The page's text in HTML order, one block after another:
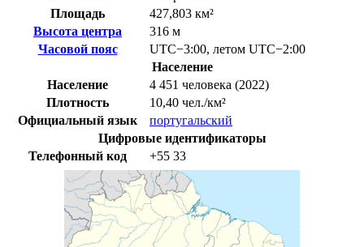
Площадь
427,803 км²
Высота центра
316 м
Часовой пояс
UTC−3:00, летом UTC−2:00
Население
Население
4 451 человека (2022)
Плотность
10,40 чел./км²
Официальный язык
португальский
Цифровые идентификаторы
Телефонный код
+55 33